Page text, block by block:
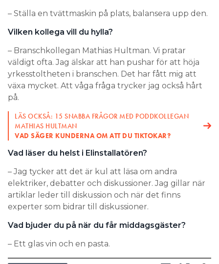
– Ställa en tvättmaskin på plats, balansera upp den.
Vilken kollega vill du hylla?
– Branschkollegan Mathias Hultman. Vi pratar
väldigt ofta. Jag älskar att han pushar för att höja
yrkesstoltheten i branschen. Det har fått mig att
växa mycket. Att våga fråga trycker jag också hårt
på.
LÄS OCKSÅ: 15 SNABBA FRÅGOR MED PODDKOLLEGAN
MATHIAS HULTMAN
VAD SÄGER KUNDERNA OM ATT DU TIKTOKAR?
Vad läser du helst i Elinstallatören?
– Jag tycker att det är kul att läsa om andra
elektriker, debatter och diskussioner. Jag gillar när
artiklar leder till diskussion och när det finns
experter som bidrar till diskussioner.
Vad bjuder du på när du får middagsgäster?
– Ett glas vin och en pasta.